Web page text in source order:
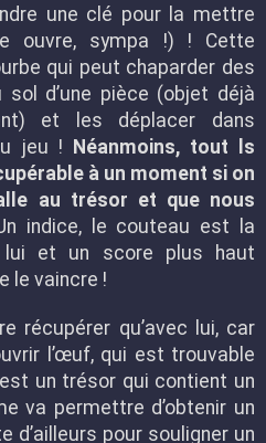
une clé pour la mettre
ouvre, sympa !) ! Cette
qui peut chaparder des
d’une pièce (objet déjà
et les déplacer dans
jeu !
Néanmoins, tout ls
à un moment si on
au trésor et que nous
indice, le couteau est la
lui et un score plus haut
le vaincre !
récupérer qu’avec lui, car
l’œuf, qui est trouvable
un trésor qui contient un
va permettre d’obtenir un
d’ailleurs pour souligner un